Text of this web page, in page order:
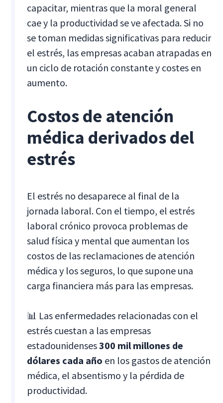
capacitar, mientras que la moral general
cae y la productividad se ve afectada. Si no
se toman medidas significativas para reducir
el estrés, las empresas acaban atrapadas en
un ciclo de rotación constante y costes en
aumento.
Costos de atención
médica derivados del
estrés
El estrés no desaparece al final de la
jornada laboral. Con el tiempo, el estrés
laboral crónico provoca problemas de
salud física y mental que aumentan los
costos de las reclamaciones de atención
médica y los seguros, lo que supone una
carga financiera más para las empresas.
📊 Las enfermedades relacionadas con el
estrés cuestan a las empresas
estadounidenses300 mil millones de
dólares cada año en los gastos de atención
médica, el absentismo y la pérdida de
productividad.